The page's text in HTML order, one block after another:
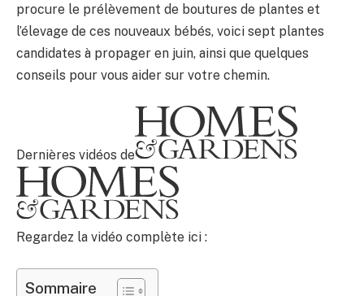
procure le prélèvement de boutures de plantes et
l’élevage de ces nouveaux bébés, voici sept plantes
candidates à propager en juin, ainsi que quelques
conseils pour vous aider sur votre chemin.
Dernières vidéos de
Regardez la vidéo complète ici :
Sommaire